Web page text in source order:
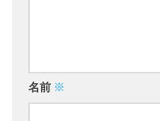
名前 ※